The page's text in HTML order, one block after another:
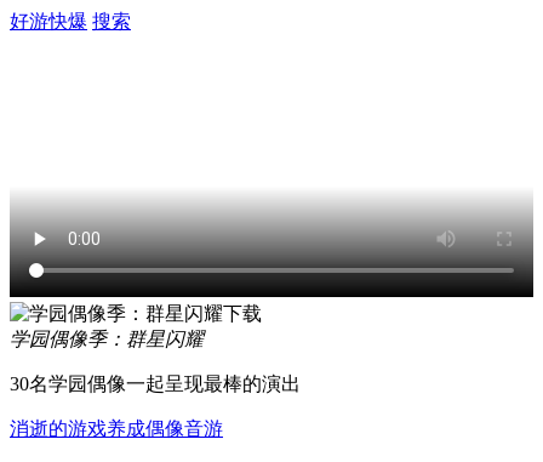
好游快爆 搜索
学园偶像季：群星闪耀
30名学园偶像一起呈现最棒的演出
消逝的游戏养成偶像音游